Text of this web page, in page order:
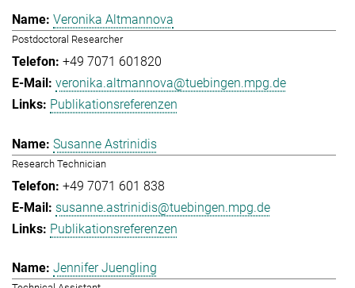
Veronika Altmannova
Postdoctoral Researcher
+49 7071 601820
veronika.altmannova@tuebingen.mpg.de
Publikationsreferenzen
Susanne Astrinidis
Research Technician
+49 7071 601 838
susanne.astrinidis@tuebingen.mpg.de
Publikationsreferenzen
Jennifer Juengling